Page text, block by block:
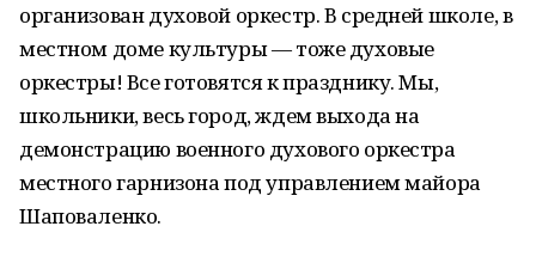
организован духовой оркестр. В средней школе, в
местном доме культуры — тоже духовые
оркестры! Все готовятся к празднику. Мы,
школьники, весь город, ждем выхода на
демонстрацию военного духового оркестра
местного гарнизона под управлением майора
Шаповаленко.